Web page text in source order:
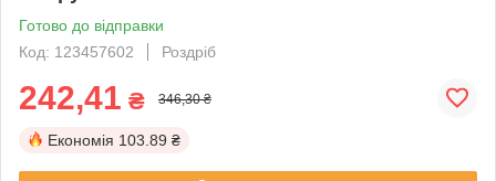
Готово до відправки
Код: 123457602
Роздріб
242,41 ₴ 346,30 ₴
Економія 103.89 ₴